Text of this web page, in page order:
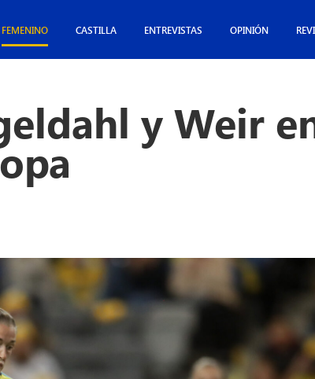
FEMENINO CASTILLA ENTREVISTAS OPINIÓN
y Weir